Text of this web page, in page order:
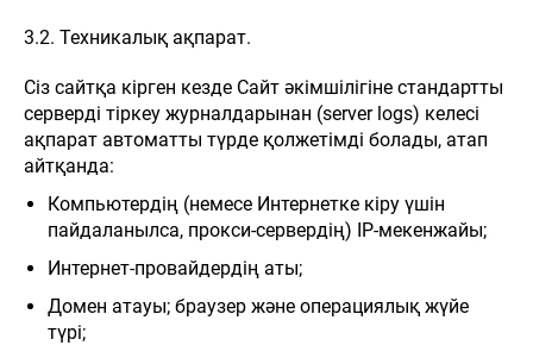
3.2. Техникалық ақпарат.
Сіз сайтқа кірген кезде Сайт әкімшілігіне стандартты
серверді тіркеу журналдарынан (server logs) келесі
ақпарат автоматты түрде қолжетімді болады, атап
айтқанда:
Компьютердің (немесе Интернетке кіру үшін
пайдаланылса, прокси-сервердің) IP-мекенжайы;
Интернет-провайдердің аты;
Домен атауы; браузер және операциялық жүйе
түрі;